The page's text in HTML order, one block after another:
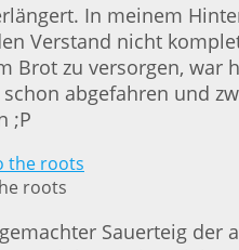
In meinem
Verstand nicht
Brot zu versorgen,
schon abgefahren und
;P
roots
Sauerteig